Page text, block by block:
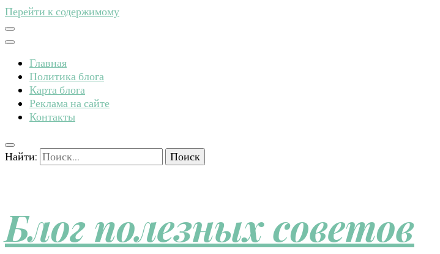
Перейти к содержимому
Главная
Политика блога
Карта блога
Реклама на сайте
Контакты
Найти:
Блог полезных советов